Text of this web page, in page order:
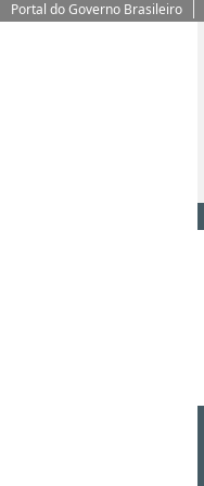
Portal do Governo Brasileiro